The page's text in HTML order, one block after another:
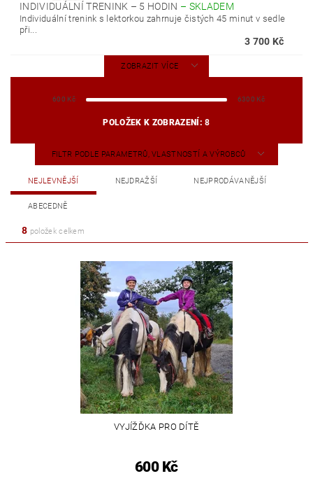
INDIVIDUÁLNÍ TRENINK – 5 HODIN – SKLADEM
Individuální trenink s lektorkou zahrnuje čistých 45 minut v sedle
při...
3 700 Kč
ZOBRAZIT VÍCE
600 Kč 6300 Kč
POLOŽEK K ZOBRAZENÍ:8
FILTR PODLE PARAMETRŮ, VLASTNOSTÍ A VÝROBCŮ
NEJLEVNĚJŠÍ NEJDRAŽŠÍ NEJPRODÁVANĚJŠÍ
ABECEDNĚ
8 položek celkem
VYJÍŽĎKA PRO DÍTĚ
600 Kč